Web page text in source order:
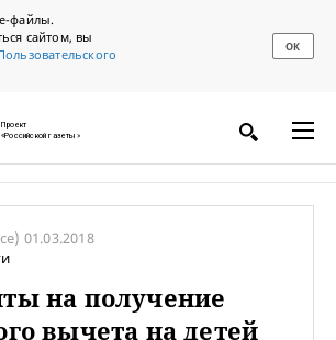
файлы.
сайтом, вы
ОК
Проект
«Российской газеты»
01.03.2018
на получение
вычета на детей